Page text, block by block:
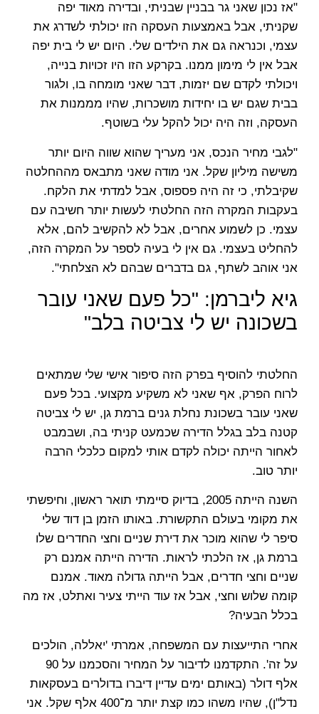
"אז נכון שאני גר בבניין שבניתי, ובדירה מאוד יפה
שקניתי, אבל באמצעות העסקה הזו יכולתי לשדרג את
עצמי, וכנראה גם את הילדים שלי. היום יש לי בית יפה
אבל אין לי מימון ממנו. בקרקע הזו היו זכויות בנייה,
ויכולתי לקדם שם יזמות, דבר שאני מומחה בו, ולגור
בבית שגם יש בו יחידות מושכרות, שהיו מממנות את
העסקה, וזה היה יכול להקל עלי בשוטף.
"לגבי מחיר הנכס, אני מעריך שהוא שווה היום יותר
משישה מיליון שקל. אני מודה שאני מתבאס מההחלטה
שקיבלתי, כי זה היה פספוס, אבל למדתי את הלקח.
בעקבות המקרה הזה החלטתי לעשות יותר חשיבה עם
עצמי. כן לשמוע אחרים, אבל לא להקשיב להם, אלא
להחליט בעצמי. גם אין לי בעיה לספר על המקרה הזה,
אני אוהב לשתף, גם בדברים שבהם לא הצלחתי".
גיא ליברמן: "כל פעם שאני עובר
בשכונה יש לי צביטה בלב"
החלטתי להוסיף בפרק הזה סיפור אישי שלי שמתאים
לרוח הפרק, אף שאני לא משקיע מקצועי. בכל פעם
שאני עובר בשכונת נחלת גנים ברמת גן, יש לי צביטה
קטנה בלב בגלל הדירה שכמעט קניתי בה, ושבמבט
לאחור הייתה יכולה לקדם אותי למקום כלכלי הרבה
יותר טוב.
השנה הייתה 2005, בדיוק סיימתי תואר ראשון, וחיפשתי
את מקומי בעולם התקשורת. באותו הזמן בן דוד שלי
סיפר לי שהוא מוכר את דירת שניים וחצי החדרים שלו
ברמת גן, אז הלכתי לראות. הדירה הייתה אמנם רק
שניים וחצי חדרים, אבל הייתה גדולה מאוד. אמנם
קומה שלוש וחצי, אבל אז עוד הייתי צעיר ואתלט, אז מה
בכלל הבעיה?
אחרי התייעצות עם המשפחה, אמרתי 'יאללה, הולכים
על זה'. התקדמנו לדיבור על המחיר והסכמנו על 90
אלף דולר (באותם ימים עדיין דיברו בדולרים בעסקאות
נדל"ן), שהיו משהו כמו קצת יותר מ־400 אלף שקל. אני